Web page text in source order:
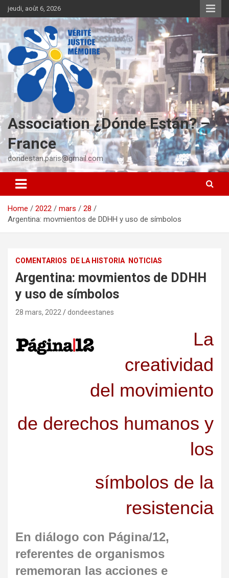
k
t
o
n
t
jeudi, août 6, 2026
Association ¿Dónde Están? –
France
dondestan.paris@gmail.com
Home 2022 mars
28
Argentina: movmientos de DDHH y uso de símbolos
COMENTARIOS DE LA HISTORIA NOTICIAS
Argentina: movmientos de DDHH
y uso de símbolos
28 mars, 2022 dondeestanes
La
creatividad
del movimiento
de derechos humanos y
los
símbolos de la
resistencia
En diálogo con Página/12,
referentes de organismos
rememoran las acciones e